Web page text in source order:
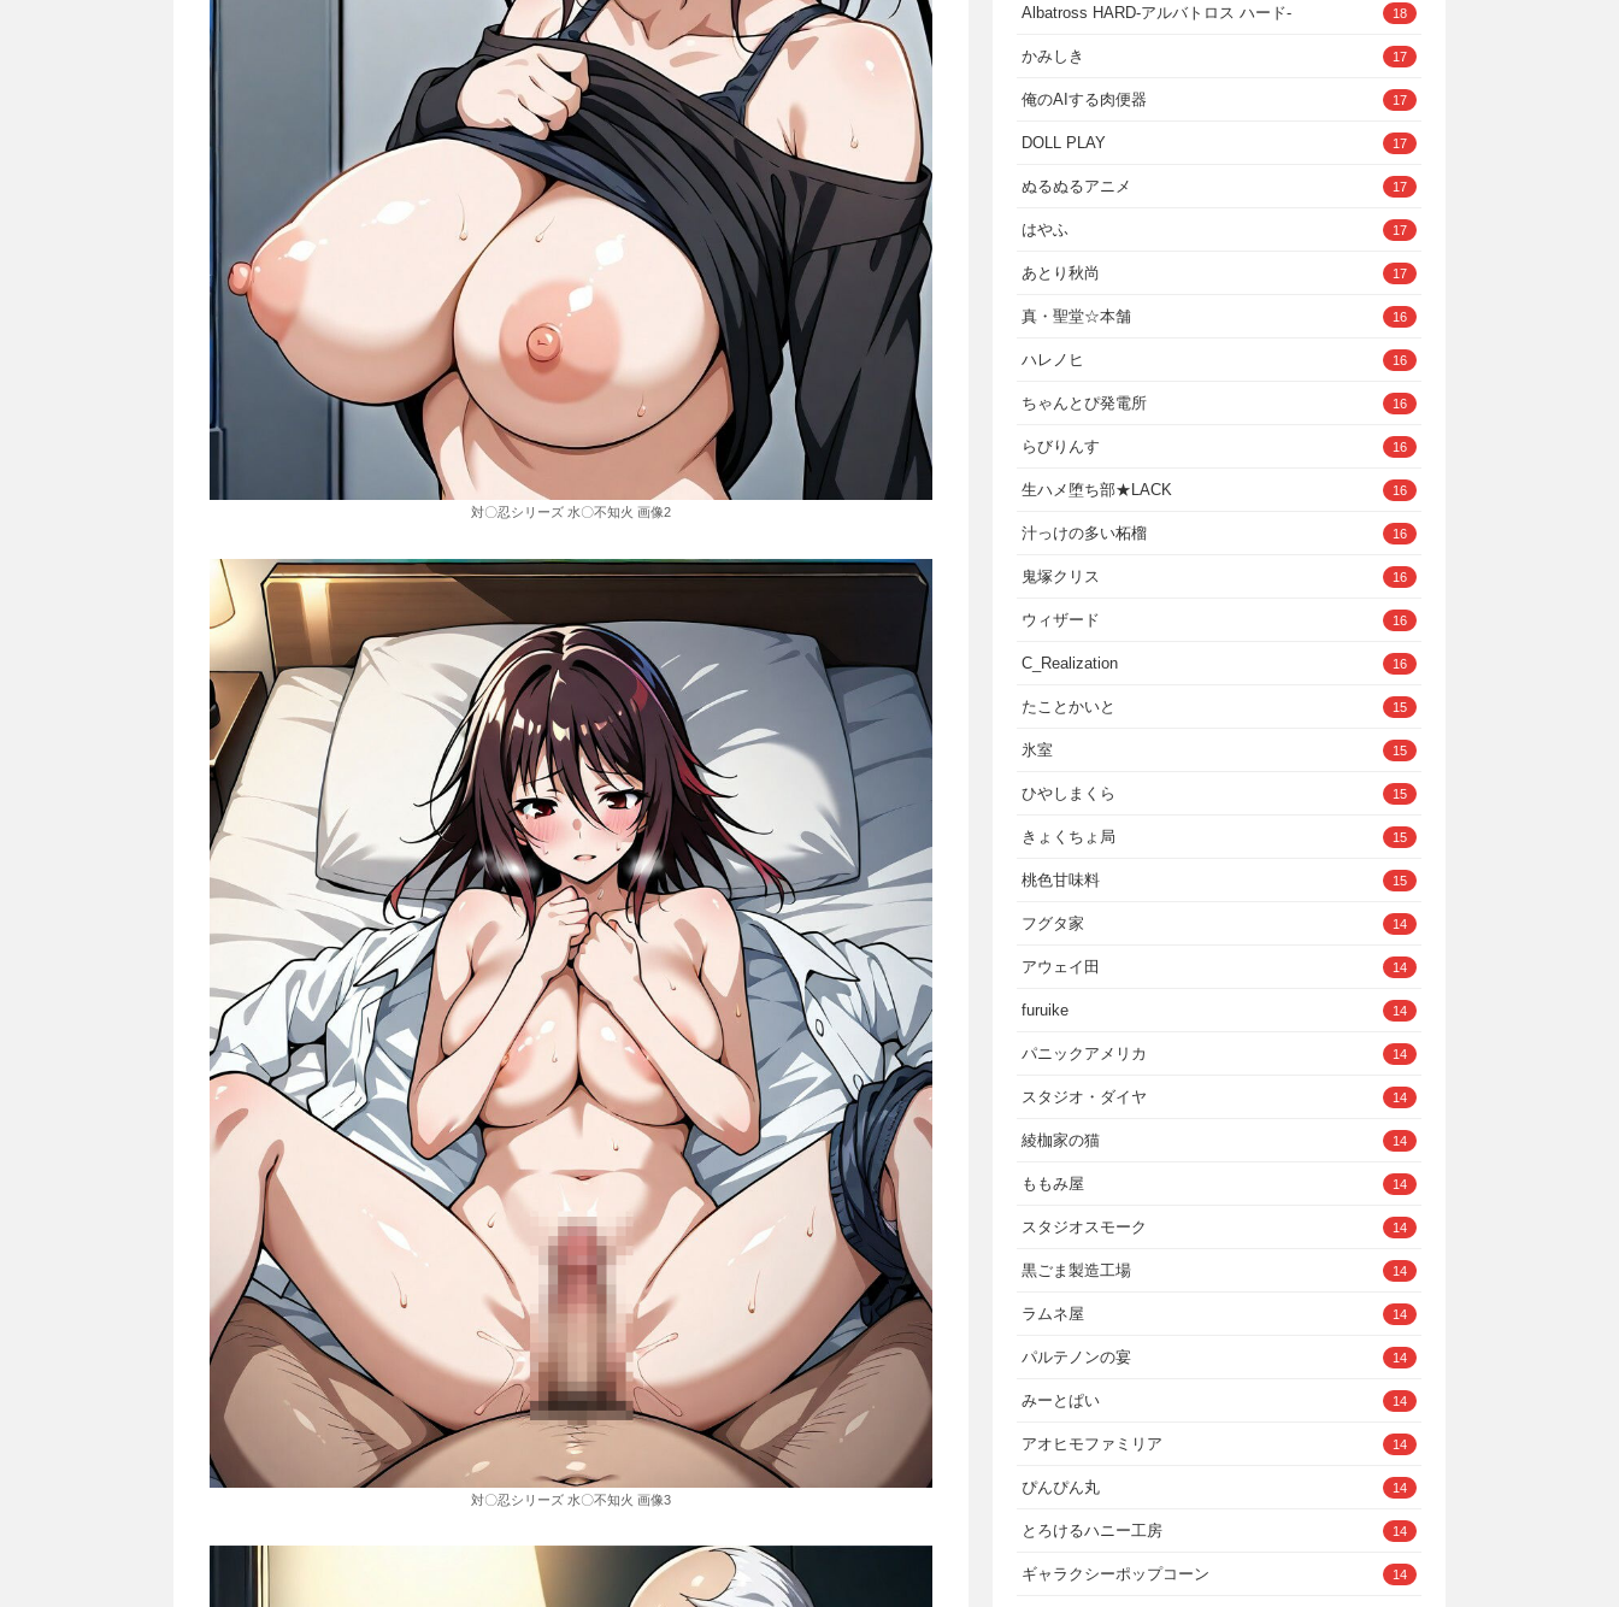
対〇忍シリーズ 水〇不知火 画像2
対〇忍シリーズ 水〇不知火 画像3
Albatross HARD‐アルバトロス ハード‐ 18
かみしき 17
俺のAIする肉便器 17
DOLL PLAY 17
ぬるぬるアニメ 17
はやふ 17
あとり秋尚 17
真・聖堂☆本舗 16
ハレノヒ 16
ちゃんとぴ発電所 16
らびりんす 16
生ハメ堕ち部★LACK 16
汁っけの多い柘榴 16
鬼塚クリス 16
ウィザード 16
C_Realization 16
たことかいと 15
氷室 15
ひやしまくら 15
きょくちょ局 15
桃色甘味料 15
フグタ家 14
アウェイ田 14
furuike 14
パニックアメリカ 14
スタジオ・ダイヤ 14
綾枷家の猫 14
ももみ屋 14
スタジオスモーク 14
黒ごま製造工場 14
ラムネ屋 14
パルテノンの宴 14
みーとぱい 14
アオヒモファミリア 14
ぴんぴん丸 14
とろけるハニー工房 14
ギャラクシーポップコーン 14